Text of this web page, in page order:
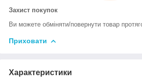
Захист покупок
Ви можете обміняти/повернути товар
Приховати
Характеристики